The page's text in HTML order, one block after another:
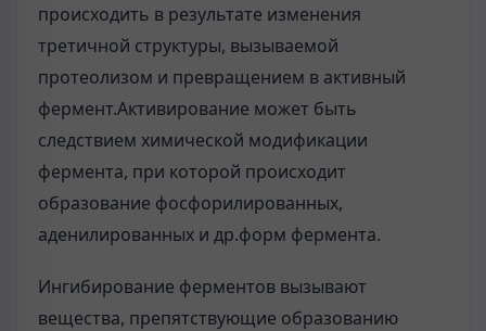
происходить в результате изменения
третичной структуры, вызываемой
протеолизом и превращением в активный
фермент.Активирование может быть
следствием химической модификации
фермента, при которой происходит
образование фосфорилированных,
аденилированных и др.форм фермента.
Ингибирование ферментов вызывают
вещества, препятствующие образованию